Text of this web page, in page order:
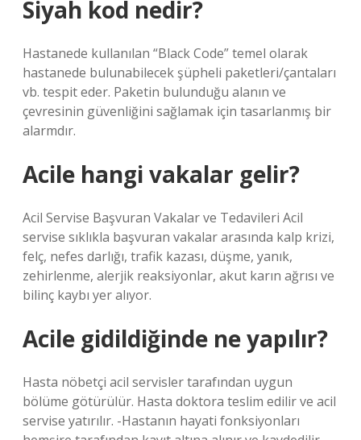
Siyah kod nedir?
Hastanede kullanılan “Black Code” temel olarak
hastanede bulunabilecek şüpheli paketleri/çantaları
vb. tespit eder. Paketin bulunduğu alanın ve
çevresinin güvenliğini sağlamak için tasarlanmış bir
alarmdır.
Acile hangi vakalar gelir?
Acil Servise Başvuran Vakalar ve Tedavileri Acil
servise sıklıkla başvuran vakalar arasında kalp krizi,
felç, nefes darlığı, trafik kazası, düşme, yanık,
zehirlenme, alerjik reaksiyonlar, akut karın ağrısı ve
bilinç kaybı yer alıyor.
Acile gidildiğinde ne yapılır?
Hasta nöbetçi acil servisler tarafından uygun
bölüme götürülür. Hasta doktora teslim edilir ve acil
servise yatırılır. -Hastanın hayati fonksiyonları